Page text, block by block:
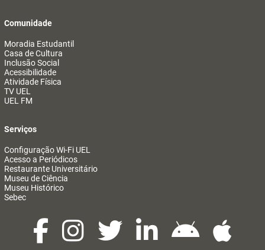
Comunidade
Moradia Estudantil
Casa de Cultura
Inclusão Social
Acessibilidade
Atividade Física
TV UEL
UEL FM
Serviços
Configuração Wi-Fi UEL
Acesso a Periódicos
Restaurante Universitário
Museu de Ciência
Museu Histórico
Sebec